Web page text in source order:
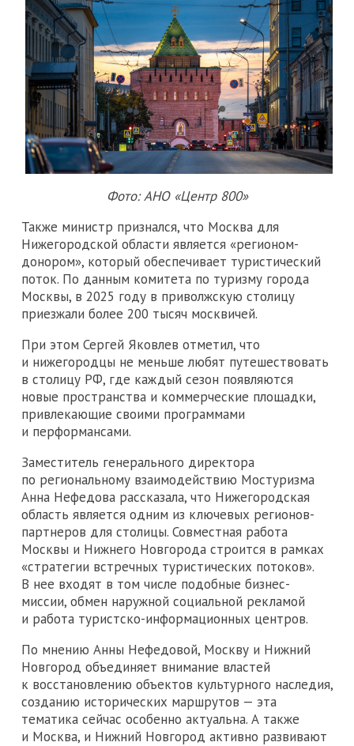
Фото: АНО «Центр 800»
Также министр признался, что Москва для
Нижегородской области является «регионом-
донором», который обеспечивает туристический
поток. По данным комитета по туризму города
Москвы, в 2025 году в приволжскую столицу
приезжали более 200 тысяч москвичей.
При этом Сергей Яковлев отметил, что
и нижегородцы не меньше любят путешествовать
в столицу РФ, где каждый сезон появляются
новые пространства и коммерческие площадки,
привлекающие своими программами
и перформансами.
Заместитель генерального директора
по региональному взаимодействию Мостуризма
Анна Нефедова рассказала, что Нижегородская
область является одним из ключевых регионов-
партнеров для столицы. Совместная работа
Москвы и Нижнего Новгорода строится в рамках
«стратегии встречных туристических потоков».
В нее входят в том числе подобные бизнес-
миссии, обмен наружной социальной рекламой
и работа туристско-информационных центров.
По мнению Анны Нефедовой, Москву и Нижний
Новгород объединяет внимание властей
к восстановлению объектов культурного наследия,
созданию исторических маршрутов — эта
тематика сейчас особенно актуальна. А также
и Москва, и Нижний Новгород активно развивают